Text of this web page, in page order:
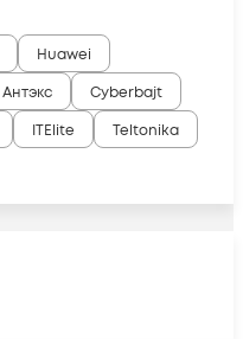
Huawei
Антэкс
Cyberbajt
ITElite
Teltonika